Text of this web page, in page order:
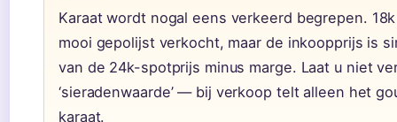
Karaat wordt nogal eens verkeerd begrepen.
mooi gepolijst verkocht, maar de inkoopprijs is
van de 24k-spotprijs minus marge. Laat u niet
‘sieradenwaarde’ — bij verkoop telt alleen het
karaat.